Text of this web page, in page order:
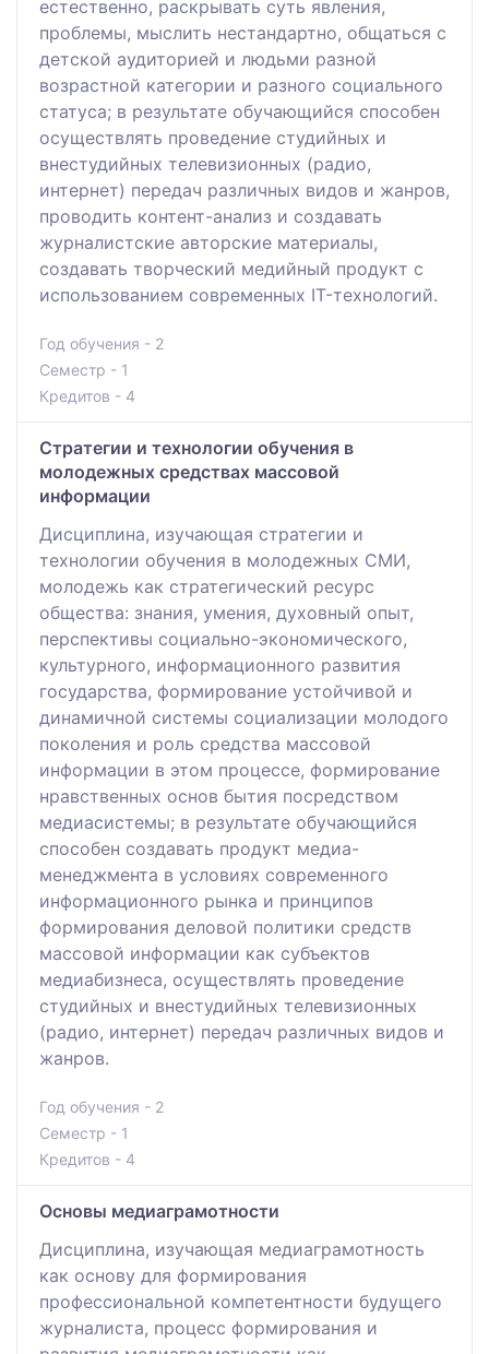
естественно, раскрывать суть явления,
проблемы, мыслить нестандартно, общаться с
детской аудиторией и людьми разной
возрастной категории и разного социального
статуса; в результате обучающийся способен
осуществлять проведение студийных и
внестудийных телевизионных (радио,
интернет) передач различных видов и жанров,
проводить контент-анализ и создавать
журналистские авторские материалы,
создавать творческий медийный продукт с
использованием современных IT-технологий.
Год обучения - 2
Семестр - 1
Кредитов - 4
Стратегии и технологии обучения в
молодежных средствах массовой
информации
Дисциплина, изучающая стратегии и
технологии обучения в молодежных СМИ,
молодежь как стратегический ресурс
общества: знания, умения, духовный опыт,
перспективы социально-экономического,
культурного, информационного развития
государства, формирование устойчивой и
динамичной системы социализации молодого
поколения и роль средства массовой
информации в этом процессе, формирование
нравственных основ бытия посредством
медиасистемы; в результате обучающийся
способен создавать продукт медиа-
менеджмента в условиях современного
информационного рынка и принципов
формирования деловой политики средств
массовой информации как субъектов
медиабизнеса, осуществлять проведение
студийных и внестудийных телевизионных
(радио, интернет) передач различных видов и
жанров.
Год обучения - 2
Семестр - 1
Кредитов - 4
Основы медиаграмотности
Дисциплина, изучающая медиаграмотность
как основу для формирования
профессиональной компетентности будущего
журналиста, процесс формирования и